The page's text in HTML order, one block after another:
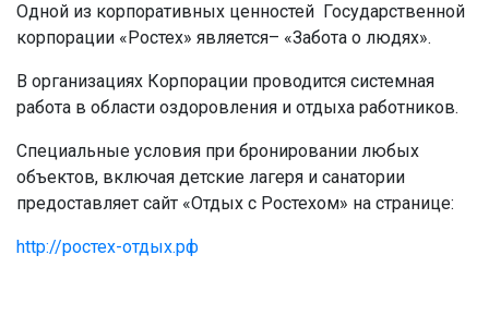
Одной из корпоративных ценностей Государственной
корпорации «Ростех» является– «Забота о людях».
В организациях Корпорации проводится системная
работа в области оздоровления и отдыха работников.
Специальные условия при бронировании любых
объектов, включая детские лагеря и санатории
предоставляет сайт «Отдых с Ростехом» на странице:
http://ростех-отдых.рф